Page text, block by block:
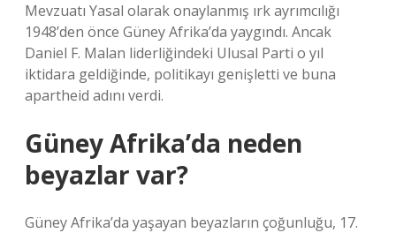
Mevzuatı Yasal olarak onaylanmış ırk ayrımcılığı
1948’den önce Güney Afrika’da yaygındı. Ancak
Daniel F. Malan liderliğindeki Ulusal Parti o yıl
iktidara geldiğinde, politikayı genişletti ve buna
apartheid adını verdi.
Güney Afrika’da neden
beyazlar var?
Güney Afrika’da yaşayan beyazların çoğunluğu, 17.